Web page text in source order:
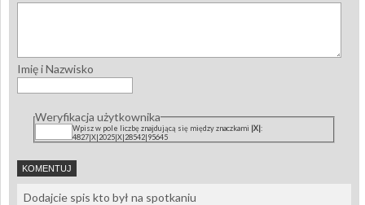
Imię i Nazwisko
Weryfikacja użytkownika
Wpisz w pole liczbę znajdującą się między znaczkami |X| :
4827|X|2025|X|28542|95645
Dodajcie spis kto był na spotkaniu